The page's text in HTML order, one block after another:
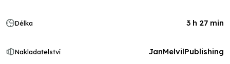
Délka 3 h 27 min
Nakladatelství JanMelvilPublishing